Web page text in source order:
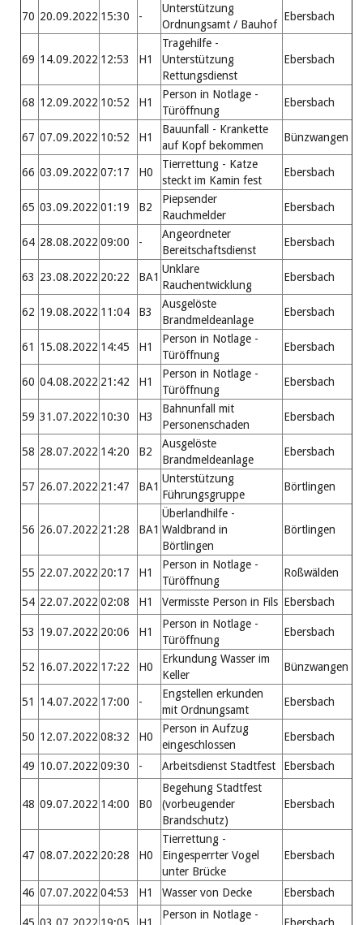
70 20.09.2022 15:30 -
Unterstützung
Ordnungsamt / Bauhof
Ebersbach
69 14.09.2022 12:53 H1
Tragehilfe -
Unterstützung
Rettungsdienst
Ebersbach
68 12.09.2022 10:52 H1
Person in Notlage -
Türöffnung
Ebersbach
67 07.09.2022 10:52 H1
Bauunfall - Krankette
auf Kopf bekommen
Bünzwangen
66 03.09.2022 07:17 H0
Tierrettung - Katze
steckt im Kamin fest
Ebersbach
65 03.09.2022 01:19 B2
Piepsender
Rauchmelder
Ebersbach
64 28.08.2022 09:00 -
Angeordneter
Bereitschaftsdienst
Ebersbach
63 23.08.2022 20:22 BA1
Unklare
Rauchentwicklung
Ebersbach
62 19.08.2022 11:04 B3
Ausgelöste
Brandmeldeanlage
Ebersbach
61 15.08.2022 14:45 H1
Person in Notlage -
Türöffnung
Ebersbach
60 04.08.2022 21:42 H1
Person in Notlage -
Türöffnung
Ebersbach
59 31.07.2022 10:30 H3
Bahnunfall mit
Personenschaden
Ebersbach
58 28.07.2022 14:20 B2
Ausgelöste
Brandmeldeanlage
Ebersbach
57 26.07.2022 21:47 BA1
Unterstützung
Führungsgruppe
Börtlingen
56 26.07.2022 21:28 BA1
Überlandhilfe -
Waldbrand in
Börtlingen
Börtlingen
55 22.07.2022 20:17 H1
Person in Notlage -
Türöffnung
Roßwälden
54 22.07.2022 02:08 H1 Vermisste Person in Fils Ebersbach
53 19.07.2022 20:06 H1
Person in Notlage -
Türöffnung
Ebersbach
52 16.07.2022 17:22 H0
Erkundung Wasser im
Keller
Bünzwangen
51 14.07.2022 17:00 -
Engstellen erkunden
mit Ordnungsamt
Ebersbach
50 12.07.2022 08:32 H0
Person in Aufzug
eingeschlossen
Ebersbach
49 10.07.2022 09:30 - Arbeitsdienst Stadtfest Ebersbach
48 09.07.2022 14:00 B0
Begehung Stadtfest
(vorbeugender
Brandschutz)
Ebersbach
47 08.07.2022 20:28 H0
Tierrettung -
Eingesperrter Vogel
unter Brücke
Ebersbach
46 07.07.2022 04:53 H1 Wasser von Decke Ebersbach
45 03.07.2022 19:05 H1
Person in Notlage -
Ebersbach